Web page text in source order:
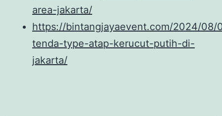
area-jakarta/
https://bintangjayaevent.com/2024/08/
tenda-type-atap-kerucut-putih-di-
jakarta/